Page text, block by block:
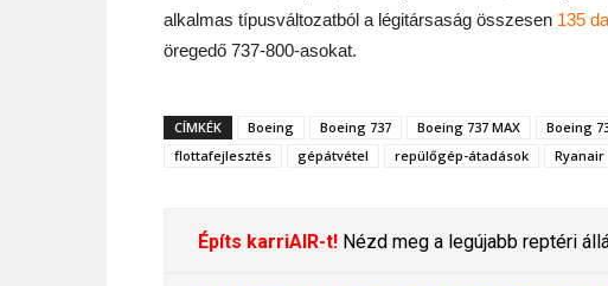
alkalmas típusváltozatból a légitársaság összesen 135
öregedő 737-800-asokat.
CÍMKÉK Boeing Boeing 737 Boeing 737 MAX Boeing
flottafejlesztés
gépátvétel repülőgép-átadások Ryanair
Építs karriAIR-t! Nézd meg a legújabb reptéri